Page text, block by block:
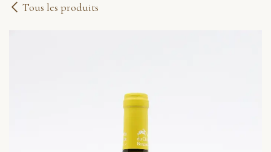
Tous les produits